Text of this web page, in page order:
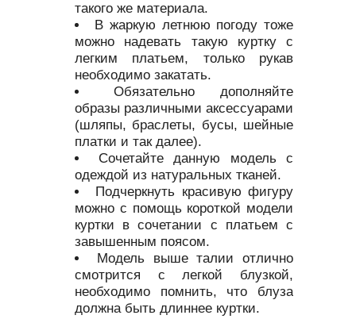
такого же материала.
В жаркую летнюю погоду тоже
можно надевать такую куртку с
легким платьем, только рукав
необходимо закатать.
Обязательно дополняйте
образы различными аксессуарами
(шляпы, браслеты, бусы, шейные
платки и так далее).
Сочетайте данную модель с
одеждой из натуральных тканей.
Подчеркнуть красивую фигуру
можно с помощь короткой модели
куртки в сочетании с платьем с
завышенным поясом.
Модель выше талии отлично
смотрится с легкой блузкой,
необходимо помнить, что блуза
должна быть длиннее куртки.